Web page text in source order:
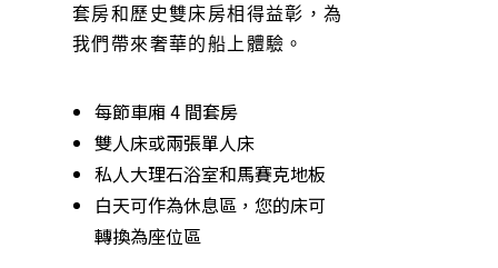
套房和歷史雙床房相得益彰，為
我們帶來奢華的船上體驗。
每節車廂 4 間套房
雙人床或兩張單人床
私人大理石浴室和馬賽克地板
白天可作為休息區，您的床可
轉換為座位區